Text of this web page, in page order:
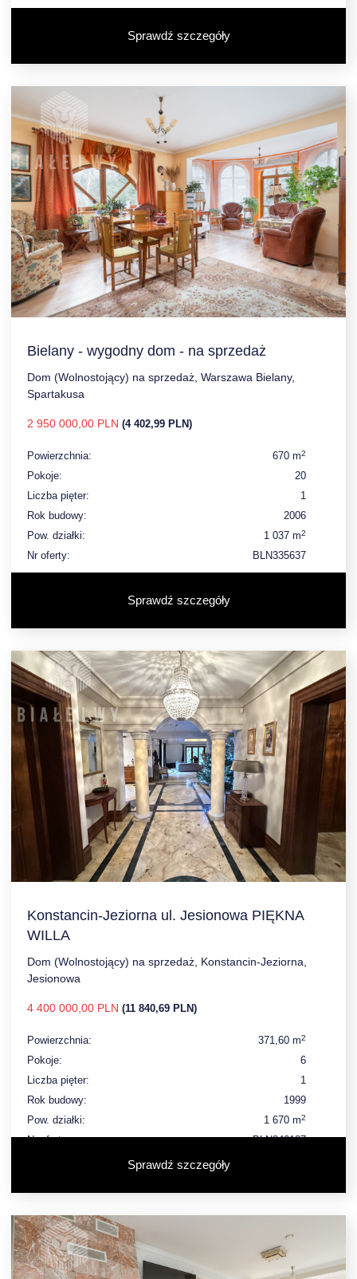
Sprawdź szczegóły
Bielany - wygodny dom - na sprzedaż
Dom (Wolnostojący) na sprzedaż, Warszawa Bielany,
Spartakusa
2 950 000,00 PLN (4 402,99 PLN)
Powierzchnia: 670 m2
Pokoje:
20
Liczba pięter:
1
Rok budowy:
2006
Pow. działki:
1 037 m2
Nr oferty: BLN335637
Sprawdź szczegóły
Konstancin-Jeziorna ul. Jesionowa PIĘKNA
WILLA
Dom (Wolnostojący) na sprzedaż, Konstancin-Jeziorna,
Jesionowa
4 400 000,00 PLN (11 840,69 PLN)
Powierzchnia: 371,60 m2
Pokoje:
6
Liczba pięter:
1
Rok budowy:
1999
Pow. działki:
1 670 m2
Nr oferty: BLN846187
Sprawdź szczegóły